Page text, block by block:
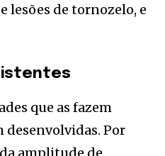
lesões de tornozelo, e
que as fazem
desenvolvidas. Por
amplitude de